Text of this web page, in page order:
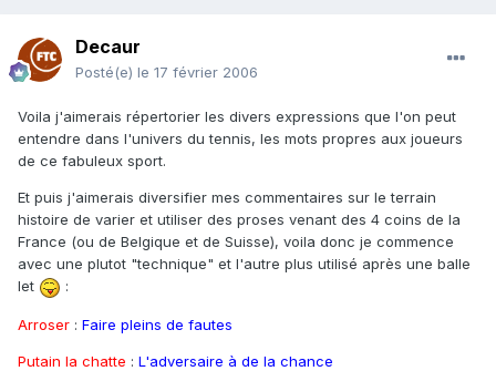
Decaur
Posté(e) le 17 février 2006
Voila j'aimerais répertorier les divers expressions que l'on peut
entendre dans l'univers du tennis, les mots propres aux joueurs
de ce fabuleux sport.
Et puis j'aimerais diversifier mes commentaires sur le terrain
histoire de varier et utiliser des proses venant des 4 coins de la
France (ou de Belgique et de Suisse), voila donc je commence
avec une plutot "technique" et l'autre plus utilisé après une balle
let
:
Arroser : Faire pleins de fautes
Putain la chatte : L'adversaire à de la chance